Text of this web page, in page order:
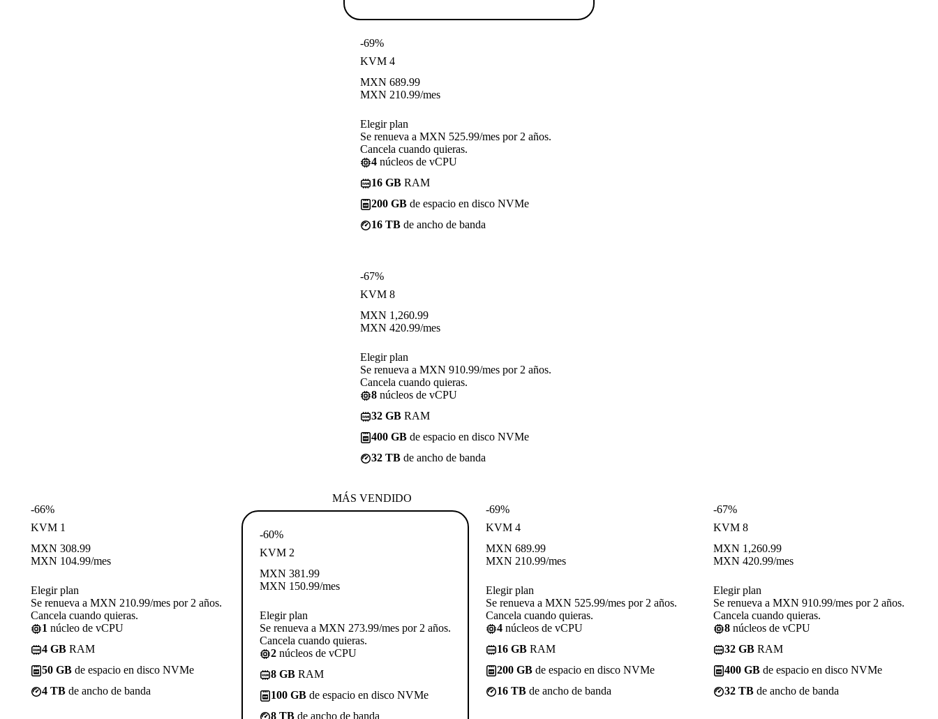
-69%
KVM 4
MXN 689.99
MXN 210.99/mes
Elegir plan
Se renueva a MXN 525.99/mes por 2 años.
Cancela cuando quieras.
4 núcleos de vCPU
16 GB RAM
200 GB de espacio en disco NVMe
16 TB de ancho de banda
-67%
KVM 8
MXN 1,260.99
MXN 420.99/mes
Elegir plan
Se renueva a MXN 910.99/mes por 2 años.
Cancela cuando quieras.
8 núcleos de vCPU
32 GB RAM
400 GB de espacio en disco NVMe
32 TB de ancho de banda
-66%
KVM 1
MXN 308.99
MXN 104.99/mes
Elegir plan
Se renueva a MXN 210.99/mes por 2 años.
Cancela cuando quieras.
1 núcleo de vCPU
4 GB RAM
50 GB de espacio en disco NVMe
4 TB de ancho de banda
MÁS VENDIDO
-60%
KVM 2
MXN 381.99
MXN 150.99/mes
Elegir plan
Se renueva a MXN 273.99/mes por 2 años.
Cancela cuando quieras.
2 núcleos de vCPU
8 GB RAM
100 GB de espacio en disco NVMe
8 TB de ancho de banda
-69%
KVM 4
MXN 689.99
MXN 210.99/mes
Elegir plan
Se renueva a MXN 525.99/mes por 2 años.
Cancela cuando quieras.
4 núcleos de vCPU
16 GB RAM
200 GB de espacio en disco NVMe
16 TB de ancho de banda
-67%
KVM 8
MXN 1,260.99
MXN 420.99/mes
Elegir plan
Se renueva a MXN 910.99/mes por 2 años.
Cancela cuando quieras.
8 núcleos de vCPU
32 GB RAM
400 GB de espacio en disco NVMe
32 TB de ancho de banda